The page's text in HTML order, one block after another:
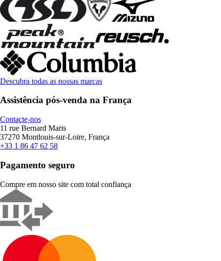
Descubra todas as nossas marcas
Assistência pós-venda na França
Contacte-nos
11 rue Bernard Maris
37270 Montlouis-sur-Loire, França
+33 1 86 47 62 58
Pagamento seguro
Compre em nosso site com total confiança